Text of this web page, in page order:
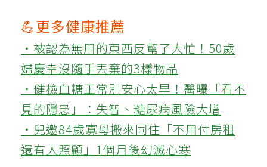
💪更多健康推薦
‧被認為無用的東西反幫了大忙！50歲
婦慶幸沒隨手丟棄的3樣物品
‧健檢血糖正常別安心太早！醫曝「看不
見的隱患」：失智、糖尿病風險大增
‧兒邀84歲寡母搬來同住「不用付房租
還有人照顧」1個月後幻滅心寒